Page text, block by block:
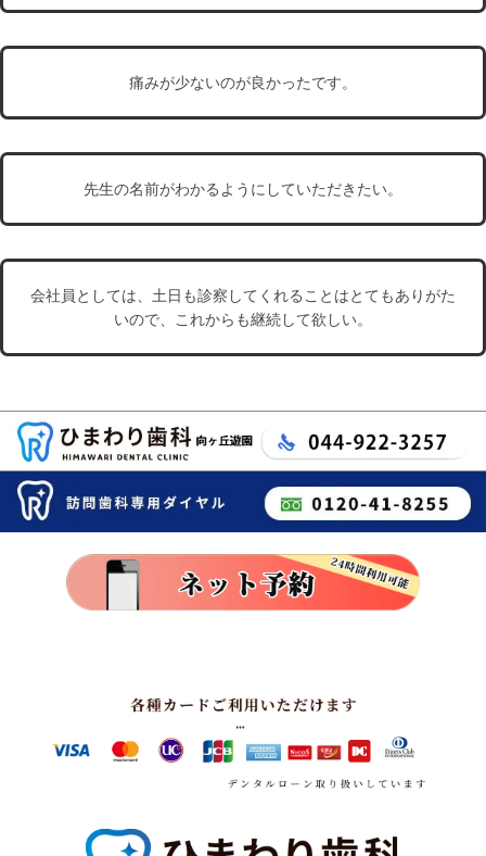
痛みが少ないのが良かったです。
先生の名前がわかるようにしていただきたい。
会社員としては、土日も診察してくれることはとてもありがた
いので、これからも継続して欲しい。